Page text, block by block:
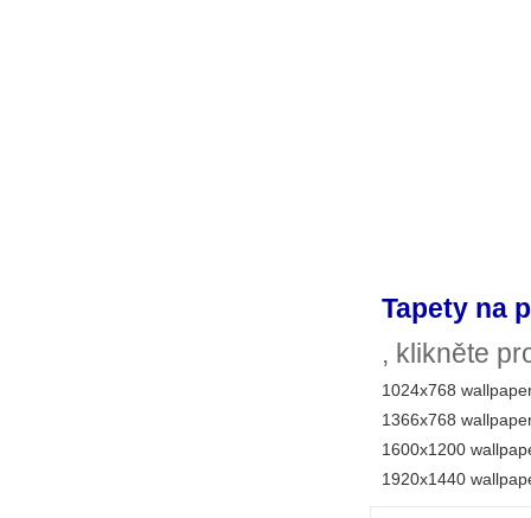
Tapety na
, klikněte
1024x768
1366x768
1600x1200
1920x1440